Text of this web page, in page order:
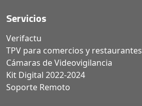
Servicios
Verifactu
TPV para comercios y restaurantes
Cámaras de Videovigilancia
Kit Digital 2022-2024
Soporte Remoto